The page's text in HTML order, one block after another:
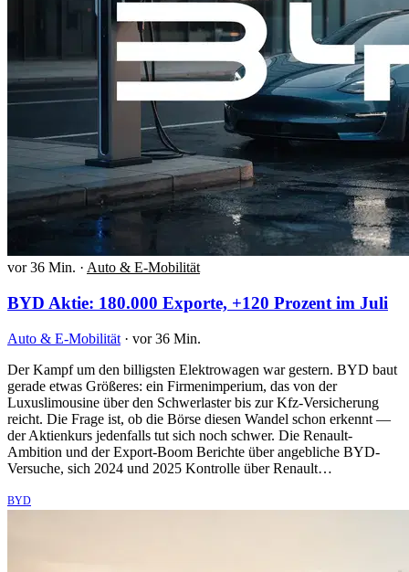
vor 36 Min. · Auto & E-Mobilität
BYD Aktie: 180.000 Exporte, +120 Prozent im Juli
Auto & E-Mobilität · vor 36 Min.
Der Kampf um den billigsten Elektrowagen war gestern. BYD baut
gerade etwas Größeres: ein Firmenimperium, das von der
Luxuslimousine über den Schwerlaster bis zur Kfz-Versicherung
reicht. Die Frage ist, ob die Börse diesen Wandel schon erkennt —
der Aktienkurs jedenfalls tut sich noch schwer. Die Renault-
Ambition und der Export-Boom Berichte über angebliche BYD-
Versuche, sich 2024 und 2025 Kontrolle über Renault…
BYD